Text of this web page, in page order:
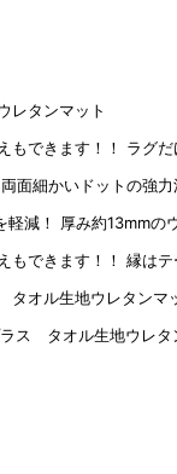
ラグ
両面細かいドットの強力
厚み約13mmの
縁は